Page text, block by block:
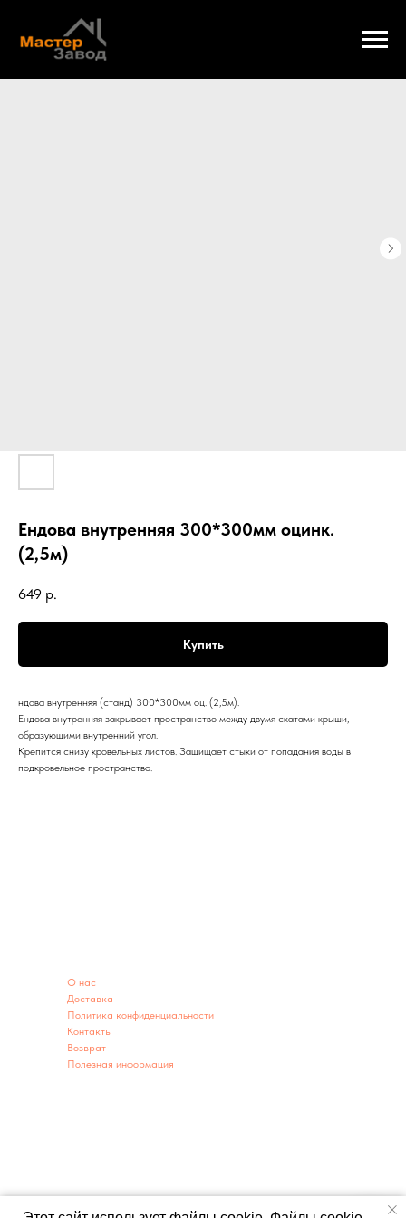
Ендова внутренняя 300*300мм оцинк.
(2,5м)
649 р.
Купить
ндова внутренняя (станд) 300*300мм оц. (2,5м).
Ендова внутренняя закрывает пространство между двумя скатами крыши,
образующими внутренний угол.
Крепится снизу кровельных листов. Защищает стыки от попадания воды в
подкровельное пространство.
O нас
Доставка
Политика конфиденциальности
Контакты
Возврат
Полезная информация
8950-493-00-78,8(34542)9-04-41,8980-929-37-69
Мы открыты: ежедневно с 9:00-19:00